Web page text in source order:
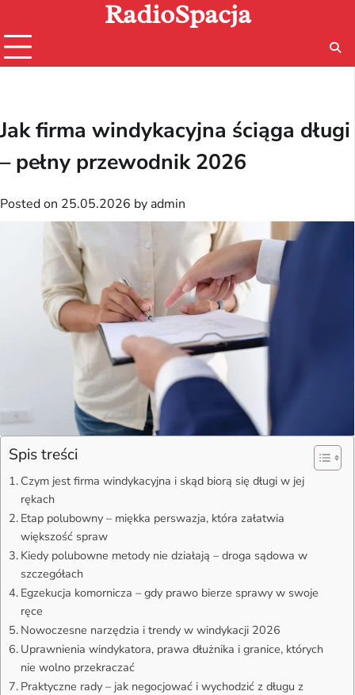
content
RadioSpacja
Jak firma windykacyjna ściąga długi
– pełny przewodnik 2026
Posted on 25.05.2026 by admin
Spis treści
Czym jest firma windykacyjna i skąd biorą się długi w jej
rękach
Etap polubowny – miękka perswazja, która załatwia
większość spraw
Kiedy polubowne metody nie działają – droga sądowa w
szczegółach
Egzekucja komornicza – gdy prawo bierze sprawy w swoje
ręce
Nowoczesne narzędzia i trendy w windykacji 2026
Uprawnienia windykatora, prawa dłużnika i granice, których
nie wolno przekraczać
Praktyczne rady – jak negocjować i wychodzić z długu z